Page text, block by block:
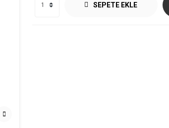
SEPETE EKLE